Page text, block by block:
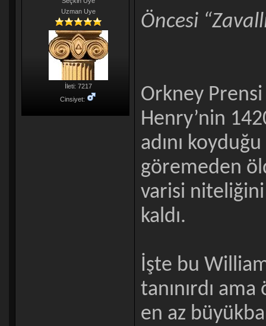
Uzman Uye
İleti: 7217
Cinsiyet:
Öncesi
Orkney
Henry’nin
adını
göremeden
varisi
kaldı.
İşte bu
tanınırdı
en az